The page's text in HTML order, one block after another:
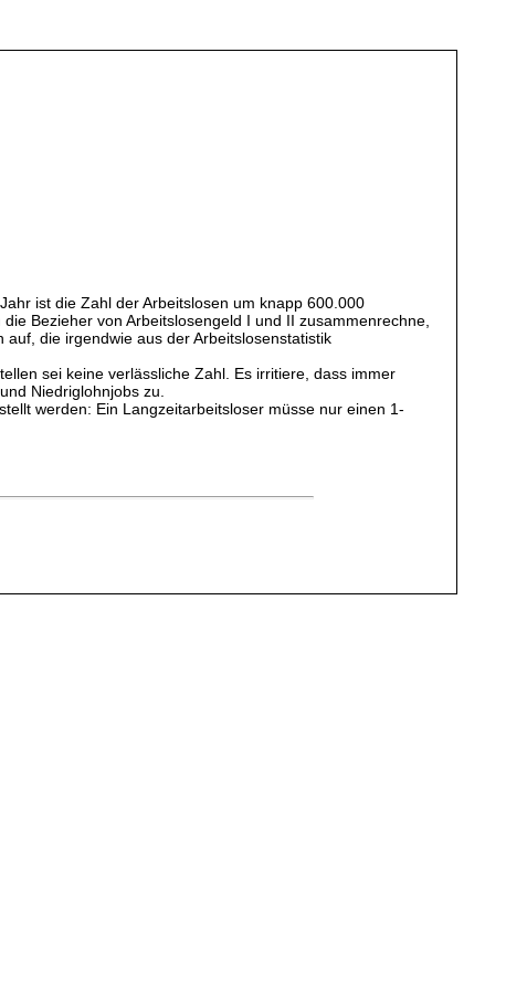
ist die Zahl der Arbeitslosen um knapp 600.000
Bezieher von Arbeitslosengeld I und II zusammenrechne,
die irgendwie aus der Arbeitslosenstatistik
sei keine verlässliche Zahl. Es irritiere, dass immer
Niedriglohnjobs zu.
werden: Ein Langzeitarbeitsloser müsse nur einen 1-